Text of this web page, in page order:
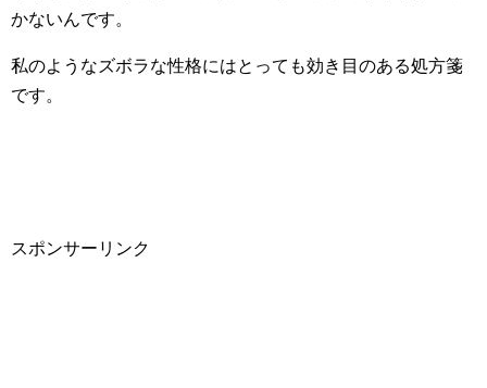
かないんです。
私のようなズボラな性格にはとっても効き目のある処方箋
です。
スポンサーリンク